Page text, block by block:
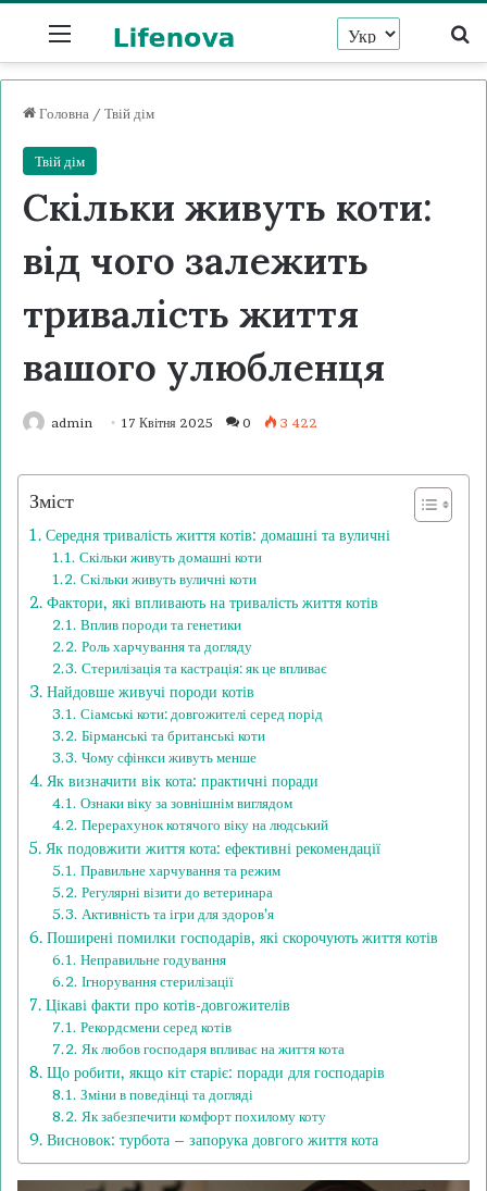
Menu
Головна / Твій дім
Твій дім
Скільки живуть коти:
від чого залежить
тривалість життя
вашого улюбленця
admin 17 Квітня 2025 0 3 422
Зміст
Середня тривалість життя котів: домашні та вуличні
Скільки живуть домашні коти
Скільки живуть вуличні коти
Фактори, які впливають на тривалість життя котів
Вплив породи та генетики
Роль харчування та догляду
Стерилізація та кастрація: як це впливає
Найдовше живучі породи котів
Сіамські коти: довгожителі серед порід
Бірманські та британські коти
Чому сфінкси живуть менше
Як визначити вік кота: практичні поради
Ознаки віку за зовнішнім виглядом
Перерахунок котячого віку на людський
Як подовжити життя кота: ефективні рекомендації
Правильне харчування та режим
Регулярні візити до ветеринара
Активність та ігри для здоров’я
Поширені помилки господарів, які скорочують життя котів
Неправильне годування
Ігнорування стерилізації
Цікаві факти про котів-довгожителів
Рекордсмени серед котів
Як любов господаря впливає на життя кота
Що робити, якщо кіт старіє: поради для господарів
Зміни в поведінці та догляді
Як забезпечити комфорт похилому коту
Висновок: турбота – запорука довгого життя кота